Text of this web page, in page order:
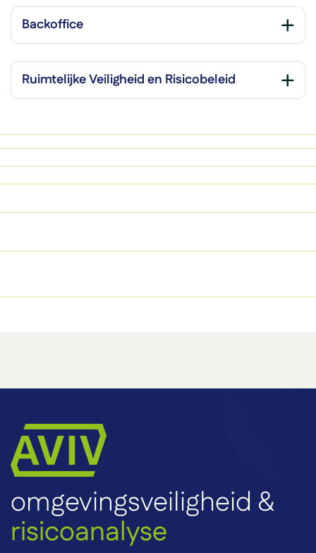
Backoffice
Ruimtelijke Veiligheid en Risicobeleid
omgevingsveiligheid &
risicoanalyse